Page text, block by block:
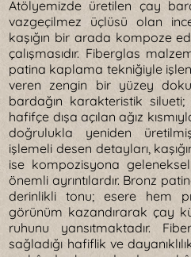
Atölyemizde üretilen çay
vazgeçilmez üçlüsü olan
kaşığın bir arada kompoze
çalışmasıdır. Fiberglas
patina kaplama tekniğiyle
veren zengin bir yüzey
bardağın karakteristik
hafifçe dışa açılan ağız
doğrulukla yeniden
işlemeli desen detayları,
ise kompozisyona
önemli ayrıntılardır. Bronz
derinlikli tonu; esere hem
görünüm kazandırarak çay
ruhunu yansıtmaktadır.
sağladığı hafiflik ve